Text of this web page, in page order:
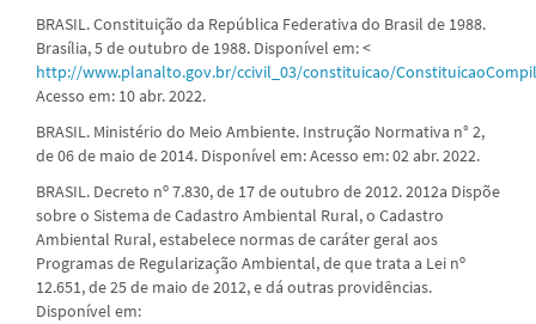
BRASIL. Constituição da República Federativa do Brasil de 1988.
Brasília, 5 de outubro de 1988. Disponível em: <
http://www.planalto.gov.br/ccivil_03/constituicao/
Acesso em: 10 abr. 2022.
BRASIL. Ministério do Meio Ambiente. Instrução Normativa n° 2,
de 06 de maio de 2014. Disponível em: Acesso em: 02 abr. 2022.
BRASIL. Decreto nº 7.830, de 17 de outubro de 2012. 2012a Dispõe
sobre o Sistema de Cadastro Ambiental Rural, o Cadastro
Ambiental Rural, estabelece normas de caráter geral aos
Programas de Regularização Ambiental, de que trata a Lei nº
12.651, de 25 de maio de 2012, e dá outras providências.
Disponível em: